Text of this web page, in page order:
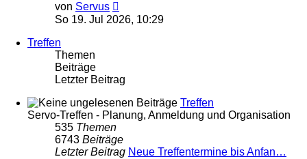
von Servus
Beitrag
So 19. Jul 2026, 10:29
Treffen
Themen
Beiträge
Letzter Beitrag
Treffen
Servo-Treffen - Planung, Anmeldung und Organisation
535 Themen
6743 Beiträge
Letzter Beitrag Neue Treffentermine bis Anfan…